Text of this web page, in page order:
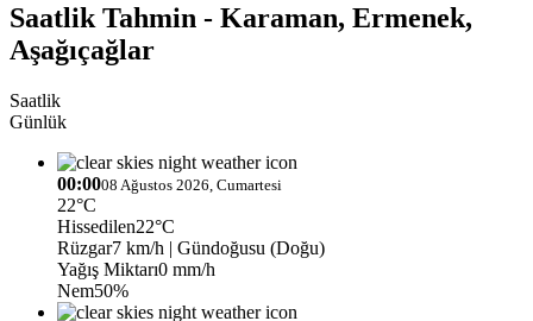
Saatlik Tahmin - Karaman, Ermenek,
Aşağıçağlar
Saatlik
Günlük
00:0008 Ağustos 2026, Cumartesi
22°C
Hissedilen22°C
Rüzgar7 km/h | Gündoğusu (Doğu)
Yağış Miktarı0 mm/h
Nem50%